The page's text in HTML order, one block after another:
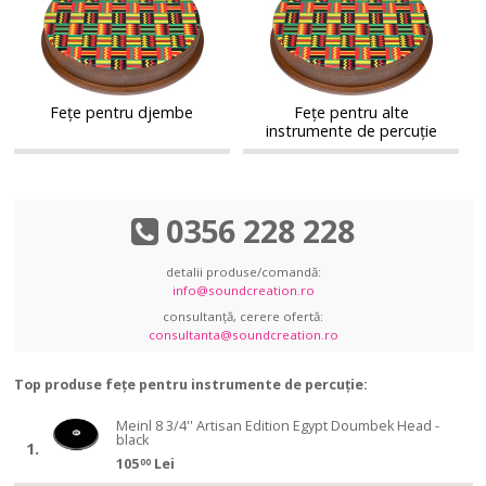
djembe
pentru
djembe
Fețe pentru djembe
instrumente
percuție
pentru
alte
instrumente
Fețe pentru alte
instrumente de percuție
0356 228 228
detalii produse/comandă:
info@soundcreation.ro
consultanță, cerere ofertă:
consultanta@soundcreation.ro
Top produse fețe pentru instrumente de percuție:
1.
Meinl 8 3/4'' Artisan Edition Egypt Doumbek Head -
black
10500 Lei